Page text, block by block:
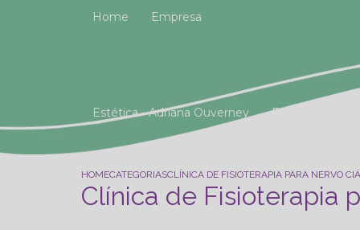
Home Empresa
Estética - Adriana Ouverney Fisioterapia
HOMECATEGORIASCLÍNICA DE FISIOTERAPIA PARA NERVO
Clínica de Fisioterapia